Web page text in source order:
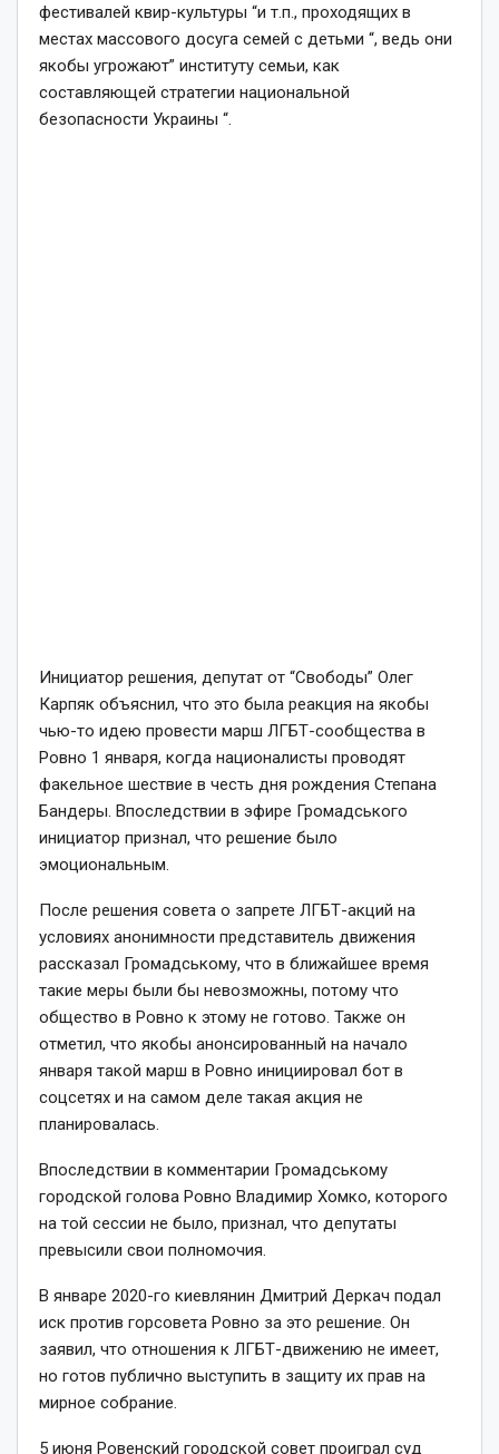
фестивалей квир-культуры “и т.п., проходящих в
местах массового досуга семей с детьми “, ведь они
якобы угрожают” институту семьи, как
составляющей стратегии национальной
безопасности Украины “.
Инициатор решения, депутат от “Свободы” Олег
Карпяк объяснил, что это была реакция на якобы
чью-то идею провести марш ЛГБТ-сообщества в
Ровно 1 января, когда националисты проводят
факельное шествие в честь дня рождения Степана
Бандеры. Впоследствии в эфире Громадського
инициатор признал, что решение было
эмоциональным.
После решения совета о запрете ЛГБТ-акций на
условиях анонимности представитель движения
рассказал Громадському, что в ближайшее время
такие меры были бы невозможны, потому что
общество в Ровно к этому не готово. Также он
отметил, что якобы анонсированный на начало
января такой марш в Ровно инициировал бот в
соцсетях и на самом деле такая акция не
планировалась.
Впоследствии в комментарии Громадському
городской голова Ровно Владимир Хомко, которого
на той сессии не было, признал, что депутаты
превысили свои полномочия.
В январе 2020-го киевлянин Дмитрий Деркач подал
иск против горсовета Ровно за это решение. Он
заявил, что отношения к ЛГБТ-движению не имеет,
но готов публично выступить в защиту их прав на
мирное собрание.
5 июня Ровенский городской совет проиграл суд